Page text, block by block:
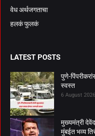
वेध अर्थजगताचा
हलकं फुलकं
LATEST POSTS
पुणे-
स्वस्त
6 August 2026
मुख्यमंत्री
मुंबईत भव्य